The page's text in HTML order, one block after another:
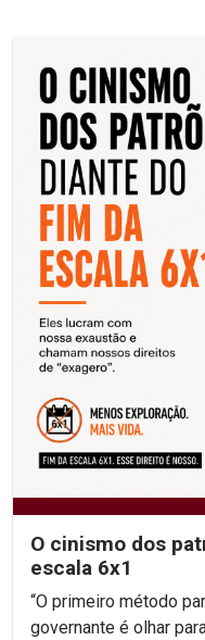
O cinismo dos
escala 6x1
“O primeiro método
governante é olhar